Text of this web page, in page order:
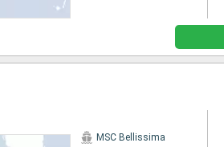
MSC Bellissima